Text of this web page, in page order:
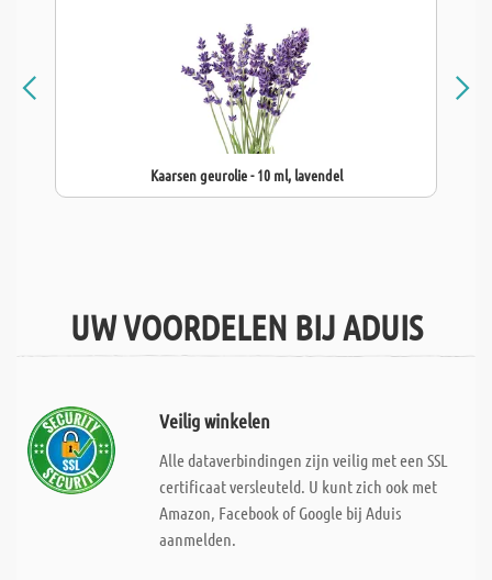
Kaarsen geurolie - 10 ml, lavendel
UW VOORDELEN BIJ ADUIS
Veilig winkelen
Alle dataverbindingen zijn veilig met een SSL
certificaat versleuteld. U kunt zich ook met
Amazon, Facebook of Google bij Aduis
aanmelden.